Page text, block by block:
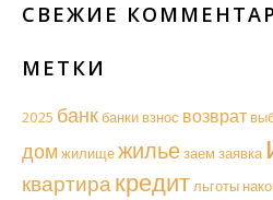
СВЕЖИЕ
МЕТКИ
2025 банкбанки взнос возврат
домжилищежильезаем заявка
квартиракредитльготы